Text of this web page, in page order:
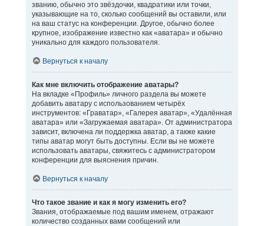
званию, обычно это звёздочки, квадратики или точки,
указывающие на то, сколько сообщений вы оставили, или
на ваш статус на конференции. Другое, обычно более
крупное, изображение известно как «аватара» и обычно
уникально для каждого пользователя.
Вернуться к началу
Как мне включить отображение аватары?
На вкладке «Профиль» личного раздела вы можете
добавить аватару с использованием четырёх
инструментов: «Граватар», «Галерея аватар», «Удалённая
аватара» или «Загружаемая аватара». От администратора
зависит, включена ли поддержка аватар, а также какие
типы аватар могут быть доступны. Если вы не можете
использовать аватары, свяжитесь с администратором
конференции для выяснения причин.
Вернуться к началу
Что такое звание и как я могу изменить его?
Звания, отображаемые под вашим именем, отражают
количество созданных вами сообщений или